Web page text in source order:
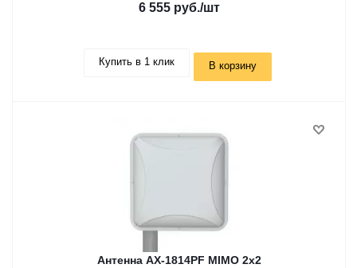
6 555 руб./шт
Купить в 1 клик В корзину
Антенна AX-1814PF MIMO 2x2